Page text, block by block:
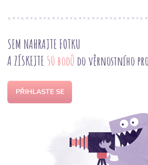
SEM NAHRAJTE FOTKU
A ZÍSKEJTE 50 bodů do věrnostního
PŘIHLASTE SE